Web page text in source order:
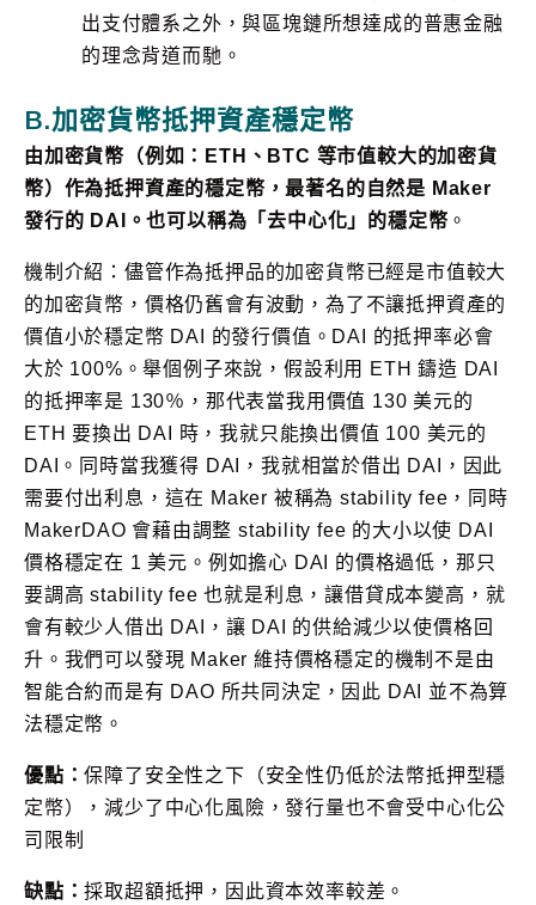
出支付體系之外，與區塊鏈所想達成的普惠金融
的理念背道而馳。
B.加密貨幣抵押資產穩定幣
由加密貨幣（例如：ETH、BTC 等市值較大的加密貨
幣）作為抵押資產的穩定幣，最著名的自然是 Maker
發行的 DAI。也可以稱為「去中心化」的穩定幣 。
機制介紹：儘管作為抵押品的加密貨幣已經是市值較大
的加密貨幣，價格仍舊會有波動，為了不讓抵押資產的
價值小於穩定幣 DAI 的發行價值。DAI 的抵押率必會
大於 100%。舉個例子來說，假設利用 ETH 鑄造 DAI
的抵押率是 130％，那代表當我用價值 130 美元的
ETH 要換出 DAI 時，我就只能換出價值 100 美元的
DAI。同時當我獲得 DAI，我就相當於借出 DAI，因此
需要付出利息，這在 Maker 被稱為 stability fee，同時
MakerDAO 會藉由調整 stability fee 的大小以使 DAI
價格穩定在 1 美元。例如擔心 DAI 的價格過低，那只
要調高 stability fee 也就是利息，讓借貸成本變高，就
會有較少人借出 DAI，讓 DAI 的供給減少以使價格回
升。我們可以發現 Maker 維持價格穩定的機制不是由
智能合約而是有 DAO 所共同決定，因此 DAI 並不為算
法穩定幣。
優點：保障了安全性之下（安全性仍低於法幣抵押型穩
定幣），減少了中心化風險，發行量也不會受中心化公
司限制
缺點：採取超額抵押，因此資本效率較差。